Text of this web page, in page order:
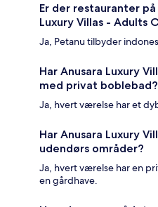
Er der restauranter
Luxury Villas - Adults
Ja, Petanu tilbyder
Har Anusara Luxury
med privat boblebad?
Ja, hvert værelse har et
Har Anusara Luxury
udendørs områder?
Ja, hvert værelse har en
en gårdhave.